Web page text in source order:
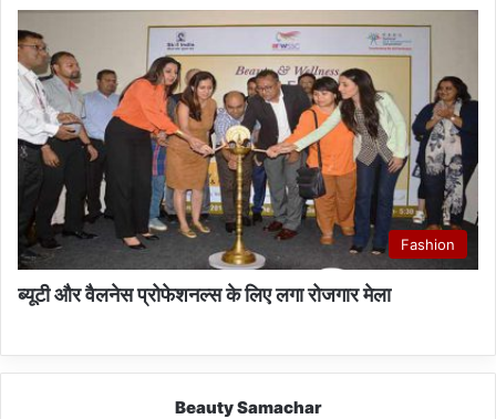
Fashion
ब्यूटी और वैलनेस प्रोफेशनल्स के लिए लगा रोजगार मेला
Beauty Samachar